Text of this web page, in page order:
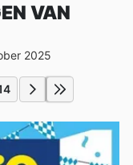
VAN
2025